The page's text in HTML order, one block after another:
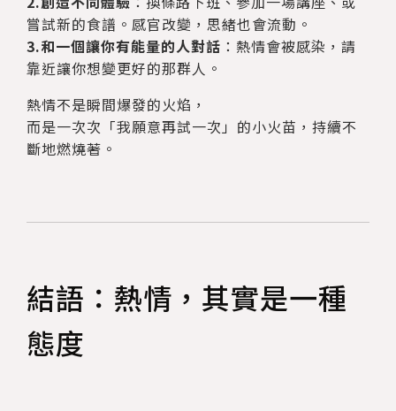
嘗試新的食譜。感官改變，思緒也會流動。
3.和一個讓你有能量的人對話 ：熱情會被感染，請
靠近讓你想變更好的那群人。
熱情不是瞬間爆發的火焰，
而是一次次「我願意再試一次」的小火苗，持續不
斷地燃燒著。
結語：熱情，其實是一種
態度